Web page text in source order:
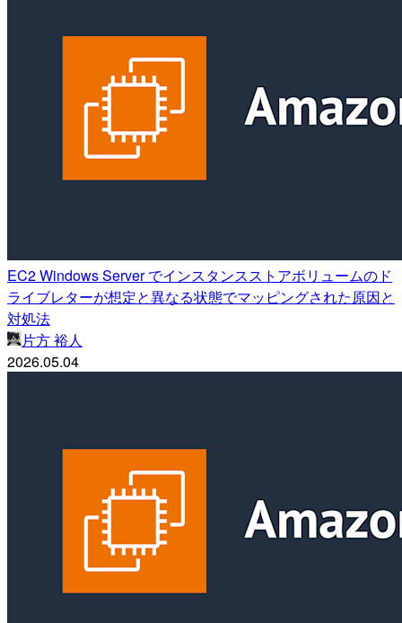
EC2 Windows Server でインスタンスストアボリュームのド
ライブレターが想定と異なる状態でマッピングされた原因と
対処法
片方 裕人
2026.05.04